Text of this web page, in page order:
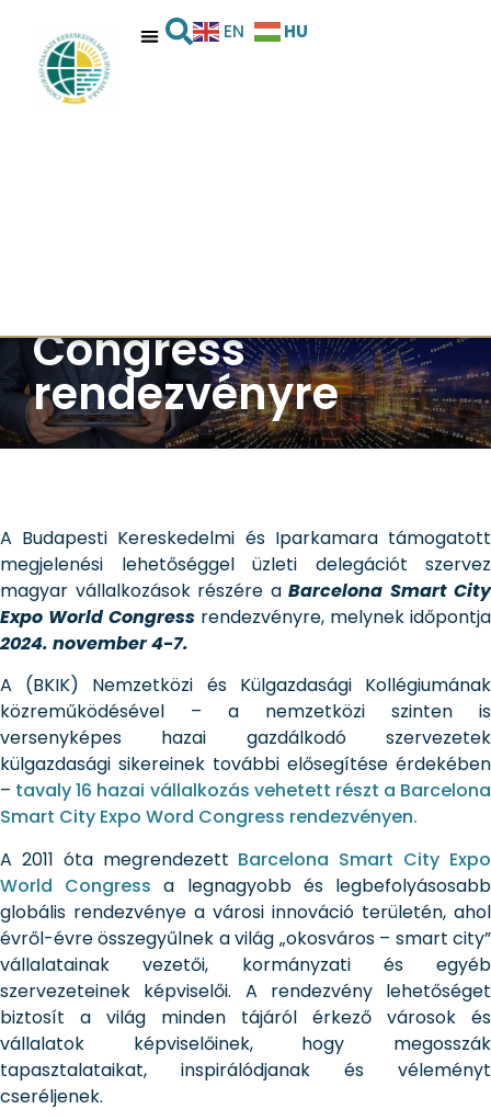
EN HU
Congress
rendezvényre
A Budapesti Kereskedelmi és Iparkamara támogatott
megjelenési lehetőséggel üzleti delegációt szervez
magyar vállalkozások részére a Barcelona Smart City
Expo World Congress rendezvényre, melynek időpontja
2024. november 4-7.
A (BKIK) Nemzetközi és Külgazdasági Kollégiumának
közreműködésével – a nemzetközi szinten is
versenyképes hazai gazdálkodó szervezetek
külgazdasági sikereinek további elősegítése érdekében
– tavaly 16 hazai vállalkozás vehetett részt a Barcelona
Smart City Expo Word Congress rendezvényen.
A 2011 óta megrendezett Barcelona Smart City Expo
World Congress a legnagyobb és legbefolyásosabb
globális rendezvénye a városi innováció területén, ahol
évről-évre összegyűlnek a világ „okosváros – smart city”
vállalatainak vezetői, kormányzati és egyéb
szervezeteinek képviselői. A rendezvény lehetőséget
biztosít a világ minden tájáról érkező városok és
vállalatok képviselőinek, hogy megosszák
tapasztalataikat, inspirálódjanak és véleményt
cseréljenek.